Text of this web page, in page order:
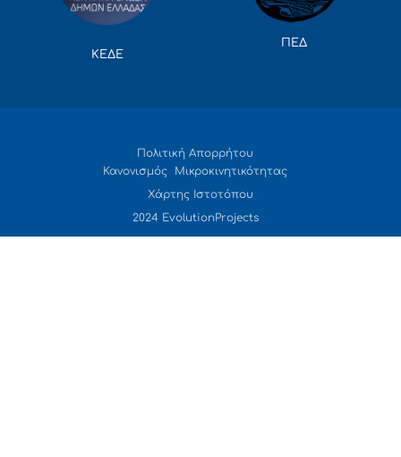
ΚΕΔΕ
ΠΕΔ
Πολιτική Απορρήτου
Κανονισμός Μικροκινητικότητας
Χάρτης Ιστοτόπου
2024 EvolutionProjects